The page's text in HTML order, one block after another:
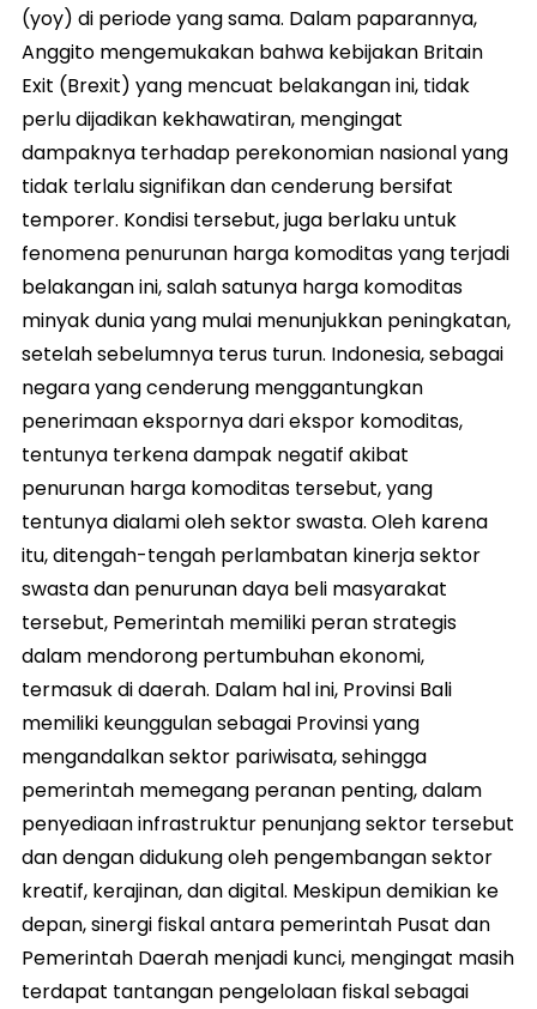
(yoy) di periode yang sama. Dalam paparannya,
Anggito mengemukakan bahwa kebijakan Britain
Exit (Brexit) yang mencuat belakangan ini, tidak
perlu dijadikan kekhawatiran, mengingat
dampaknya terhadap perekonomian nasional yang
tidak terlalu signifikan dan cenderung bersifat
temporer. Kondisi tersebut, juga berlaku untuk
fenomena penurunan harga komoditas yang terjadi
belakangan ini, salah satunya harga komoditas
minyak dunia yang mulai menunjukkan peningkatan,
setelah sebelumnya terus turun. Indonesia, sebagai
negara yang cenderung menggantungkan
penerimaan ekspornya dari ekspor komoditas,
tentunya terkena dampak negatif akibat
penurunan harga komoditas tersebut, yang
tentunya dialami oleh sektor swasta. Oleh karena
itu, ditengah-tengah perlambatan kinerja sektor
swasta dan penurunan daya beli masyarakat
tersebut, Pemerintah memiliki peran strategis
dalam mendorong pertumbuhan ekonomi,
termasuk di daerah. Dalam hal ini, Provinsi Bali
memiliki keunggulan sebagai Provinsi yang
mengandalkan sektor pariwisata, sehingga
pemerintah memegang peranan penting, dalam
penyediaan infrastruktur penunjang sektor tersebut
dan dengan didukung oleh pengembangan sektor
kreatif, kerajinan, dan digital. Meskipun demikian ke
depan, sinergi fiskal antara pemerintah Pusat dan
Pemerintah Daerah menjadi kunci, mengingat masih
terdapat tantangan pengelolaan fiskal sebagai